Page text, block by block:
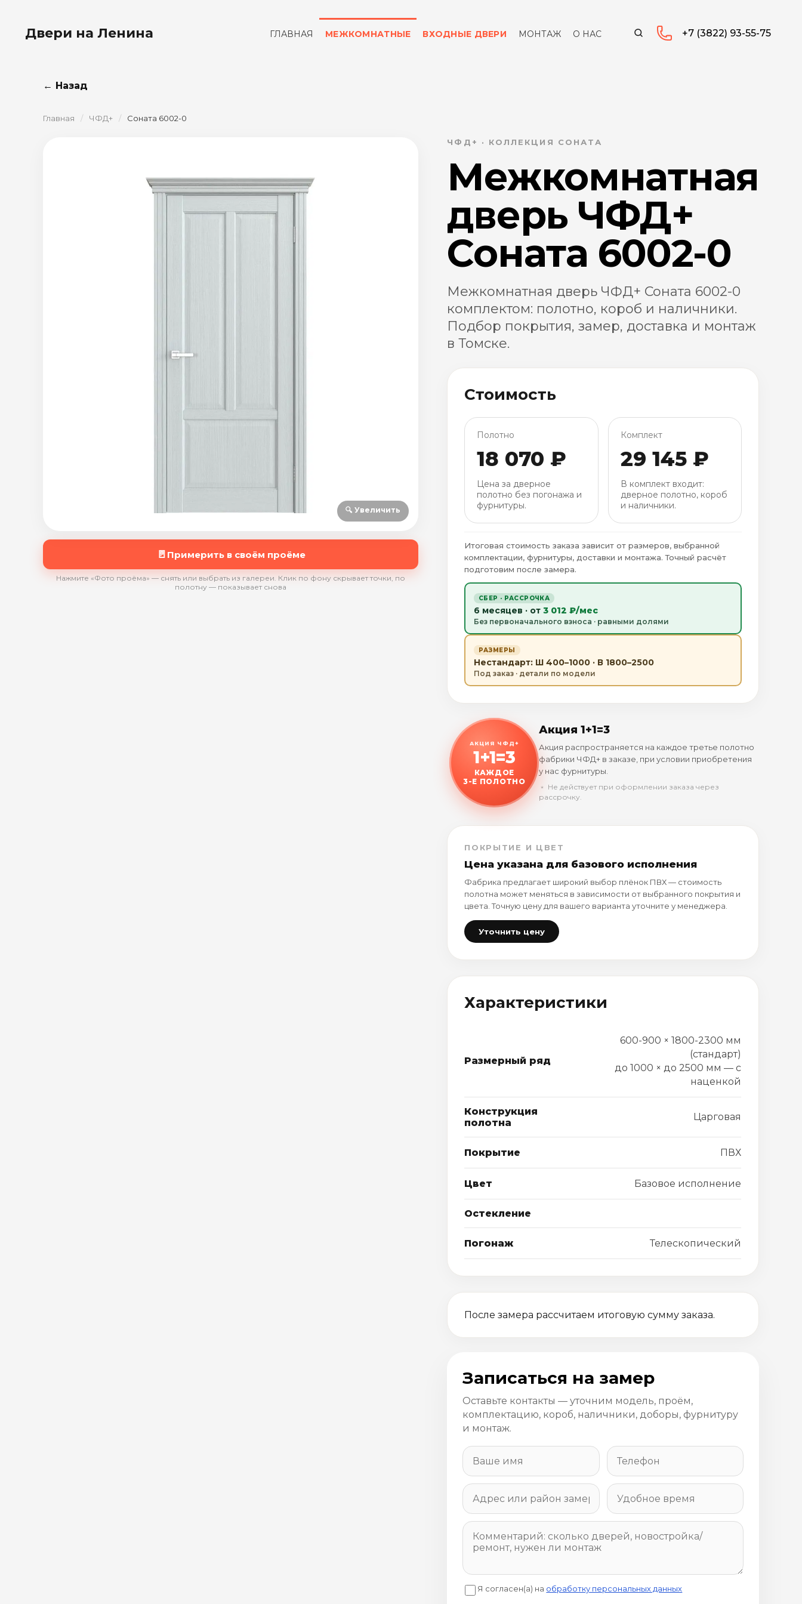
Двери на Ленина ГЛАВНАЯ МЕЖКОМНАТНЫЕ ВХОДНЫЕ ДВЕРИ МОНТАЖ О НАС +7 (3822) 93-55-75
← Назад
Главная / ЧФД+ / Соната 6002-0
🔍 Увеличить
🚪 Примерить в своём проёме
Нажмите «Фото проёма» — снять или выбрать из галереи. Клик по фону скрывает точки, по
полотну — показывает снова
ЧФД+ · КОЛЛЕКЦИЯ СОНАТА
Межкомнатная
дверь ЧФД+
Соната 6002-0
Межкомнатная дверь ЧФД+ Соната 6002-0
комплектом: полотно, короб и наличники.
Подбор покрытия, замер, доставка и монтаж
в Томске.
Стоимость
Полотно
18 070 ₽
Цена за дверное
полотно без погонажа и
фурнитуры.
Комплект
29 145 ₽
В комплект входит:
дверное полотно, короб
и наличники.
Итоговая стоимость заказа зависит от размеров, выбранной
комплектации, фурнитуры, доставки и монтажа. Точный расчёт
подготовим после замера.
СБЕР · РАССРОЧКА
6 месяцев · от 3 012 ₽/мес
Без первоначального взноса · равными долями
РАЗМЕРЫ
Нестандарт: Ш 400–1000 · В 1800–2500
Под заказ · детали по модели
АКЦИЯ ЧФД+
1+1=3
КАЖДОЕ
3-Е ПОЛОТНО
Акция 1+1=3
Акция распространяется на каждое третье полотно
фабрики ЧФД+ в заказе, при условии приобретения
у нас фурнитуры.
﹡ Не действует при оформлении заказа через
рассрочку.
ПОКРЫТИЕ И ЦВЕТ
Цена указана для базового исполнения
Фабрика предлагает широкий выбор плёнок ПВХ — стоимость
полотна может меняться в зависимости от выбранного покрытия и
цвета. Точную цену для вашего варианта уточните у менеджера.
Уточнить цену
Характеристики
Размерный ряд
600-900 × 1800-2300 мм
(стандарт)
до 1000 × до 2500 мм — с
наценкой
Конструкция
полотна
Царговая
Покрытие ПВХ
Цвет Базовое исполнение
Остекление
Погонаж Телескопический
После замера рассчитаем итоговую сумму заказа.
Записаться на замер
Оставьте контакты — уточним модель, проём,
комплектацию, короб, наличники, доборы, фурнитуру
и монтаж.
Я согласен(а) на обработку персональных данных